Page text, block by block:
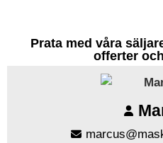
Prata med våra
offerter